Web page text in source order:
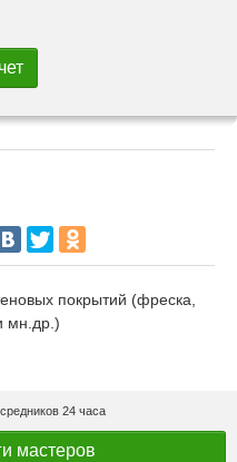
покрытий (фреска,
мн.др.)
24 часа
мастеров